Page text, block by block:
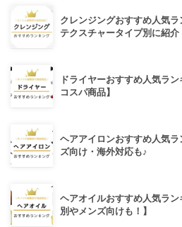
クレンジングおすすめ人気
テクスチャータイプ別に紹介
ドライヤーおすすめ人気ラ
コスパ商品】
ヘアアイロンおすすめ人気
ズ向け・海外対応も♪
ヘアオイルおすすめ人気ラ
別やメンズ向けも！】